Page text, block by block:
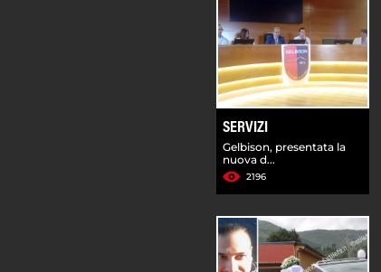
SERVIZI
Gelbison, presentata la
nuova d...
2196